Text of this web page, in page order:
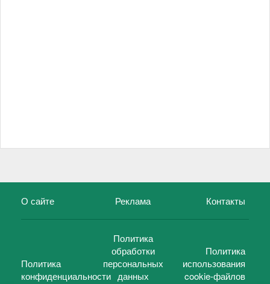
О сайте Реклама Контакты
Политика
конфиденциальности
Политика
обработки
персональных
данных
Политика
использования
cookie-файлов